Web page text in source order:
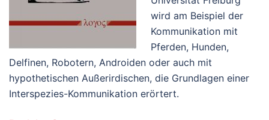
wird am Beispiel der
Kommunikation mit
Pferden, Hunden,
Delfinen, Robotern, Androiden oder auch mit
hypothetischen Außerirdischen, die Grundlagen einer
Interspezies-Kommunikation erörtert.